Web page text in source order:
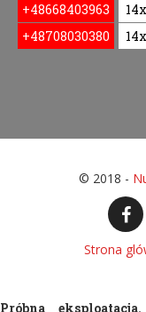
+48668403963
14x
+48708030380
14x
© 2018 -
Strona
Próbna